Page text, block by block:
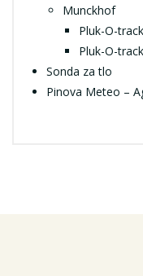
Munckhof
Pluk-O-
Pluk-O-
Sonda za tlo
Pinova Meteo –